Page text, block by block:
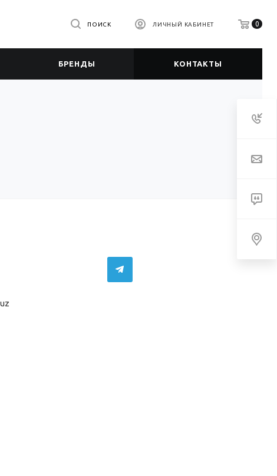
0
ЛИЧНЫЙ КАБИНЕТ
ПОИСК
БРЕНДЫ КОНТАКТЫ